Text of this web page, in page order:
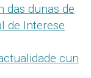
das dunas de
de Interese
cun